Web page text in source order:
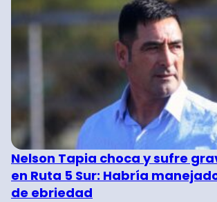
Nelson Tapia choca y sufre
en Ruta 5 Sur: Habría
de ebriedad